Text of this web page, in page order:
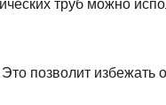
труб можно
позволит